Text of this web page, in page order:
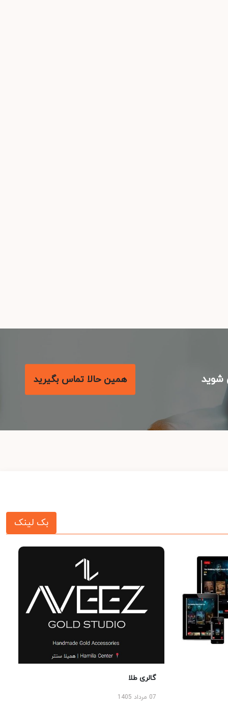
همین حالا تماس بگیرید
بک لینک
گالری طلا
07 مرداد 1405